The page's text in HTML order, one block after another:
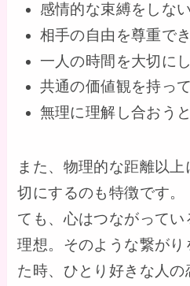
感情的な束縛をしない
相手の自由を尊重で
一人の時間を大切に
共通の価値観を持っ
無理に理解し合おう
また、物理的な距離以上
切にするのも特徴です。
ても、心はつながって
理想。そのような繋がり
た時、ひとり好きな人